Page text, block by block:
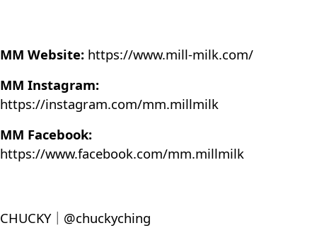
MM Website: https://www.mill-milk.com/
MM Instagram:
https://instagram.com/mm.millmilk
MM Facebook:
https://www.facebook.com/mm.millmilk
CHUCKY｜@chuckyching